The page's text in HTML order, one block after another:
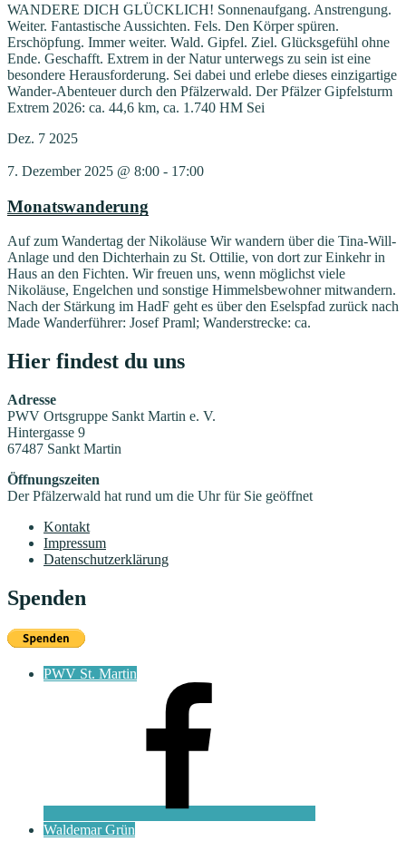
WANDERE DICH GLÜCKLICH! Sonnenaufgang. Anstrengung.
Weiter. Fantastische Aussichten. Fels. Den Körper spüren.
Erschöpfung. Immer weiter. Wald. Gipfel. Ziel. Glücksgefühl ohne
Ende. Geschafft. Extrem in der Natur unterwegs zu sein ist eine
besondere Herausforderung. Sei dabei und erlebe dieses einzigartige
Wander-Abenteuer durch den Pfälzerwald. Der Pfälzer Gipfelsturm
Extrem 2026: ca. 44,6 km, ca. 1.740 HM Sei
Dez. 7 2025
7. Dezember 2025 @ 8:00 - 17:00
Monatswanderung
Auf zum Wandertag der Nikoläuse Wir wandern über die Tina-Will-
Anlage und den Dichterhain zu St. Ottilie, von dort zur Einkehr in
Haus an den Fichten. Wir freuen uns, wenn möglichst viele
Nikoläuse, Engelchen und sonstige Himmelsbewohner mitwandern.
Nach der Stärkung im HadF geht es über den Eselspfad zurück nach
Made Wanderführer: Josef Praml; Wanderstrecke: ca.
Hier findest du uns
Adresse
PWV Ortsgruppe Sankt Martin e. V.
Hintergasse 9
67487 Sankt Martin
Öffnungszeiten
Der Pfälzerwald hat rund um die Uhr für Sie geöffnet
Kontakt
Impressum
Datenschutzerklärung
Spenden
PWV St. Martin
Waldemar Grün